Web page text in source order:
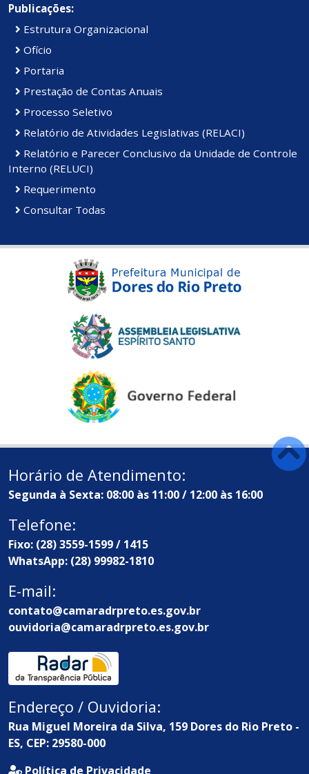
Publicações:
Estrutura Organizacional
Ofício
Portaria
Prestação de Contas Anuais
Processo Seletivo
Relatório de Atividades Legislativas (RELACI)
Relatório e Parecer Conclusivo da Unidade de Controle
Interno (RELUCI)
Requerimento
Consultar Todas
Horário de Atendimento:
Segunda à Sexta: 08:00 às 11:00 / 12:00 às 16:00
Telefone:
Fixo: (28) 3559-1599 / 1415
WhatsApp: (28) 99982-1810
E-mail:
contato@camaradrpreto.es.gov.br
ouvidoria@camaradrpreto.es.gov.br
Endereço / Ouvidoria:
Rua Miguel Moreira da Silva, 159 Dores do Rio Preto -
ES, CEP: 29580-000
Política de Privacidade